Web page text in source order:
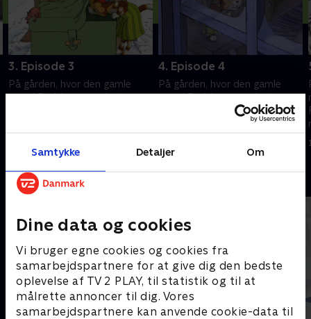
Samtykke Detaljer Om
Dine data og cookies
Vi bruger egne cookies og cookies fra
samarbejdspartnere for at give dig den bedste
oplevelse af TV 2 PLAY, til statistik og til at
målrette annoncer til dig. Vores
samarbejdspartnere kan anvende cookie-data til
3. Episode 3
På gården, hvor den gamle
mand Peddersen og katten
4. Episode 4
På gården, hvor den gamle
mand Peddersen og katten
Findus bor, sker der altid en
Andre så også